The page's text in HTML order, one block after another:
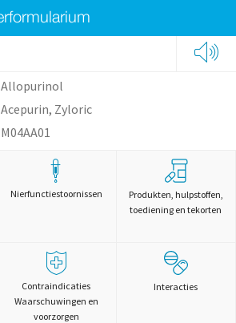
Allopurinol
Acepurin, Zyloric
M04AA01
Nierfunctiestoornissen
Produkten, hulpstoffen,
toediening en tekorten
Contraindicaties
Waarschuwingen en
voorzorgen
Interacties